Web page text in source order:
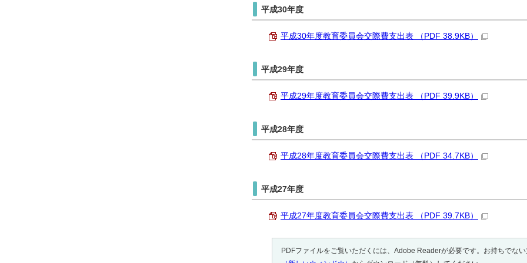
平成30年度
平成30年度教育委員会交際費支出表 （PDF 38.9KB）
平成29年度
平成29年度教育委員会交際費支出表 （PDF 39.9KB）
平成28年度
平成28年度教育委員会交際費支出表 （PDF 34.7KB）
平成27年度
平成27年度教育委員会交際費支出表 （PDF 39.7KB）
PDFファイルをご覧いただくには、Adobe Readerが必要です。お持ちでない